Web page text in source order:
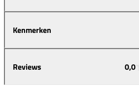
Kenmerken
Reviews 0,0